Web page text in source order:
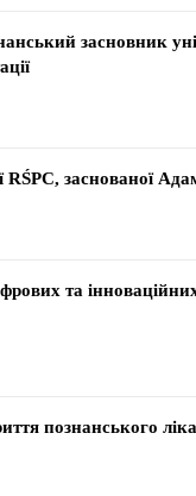
засновник
RŚPC, заснованої
та
познанського